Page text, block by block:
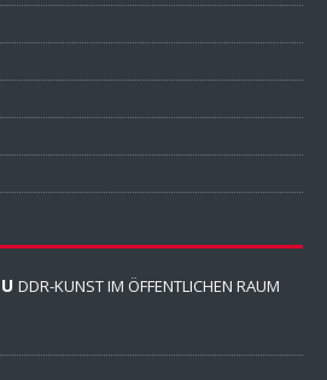
DDR-KUNST IM ÖFFENTLICHEN RAUM